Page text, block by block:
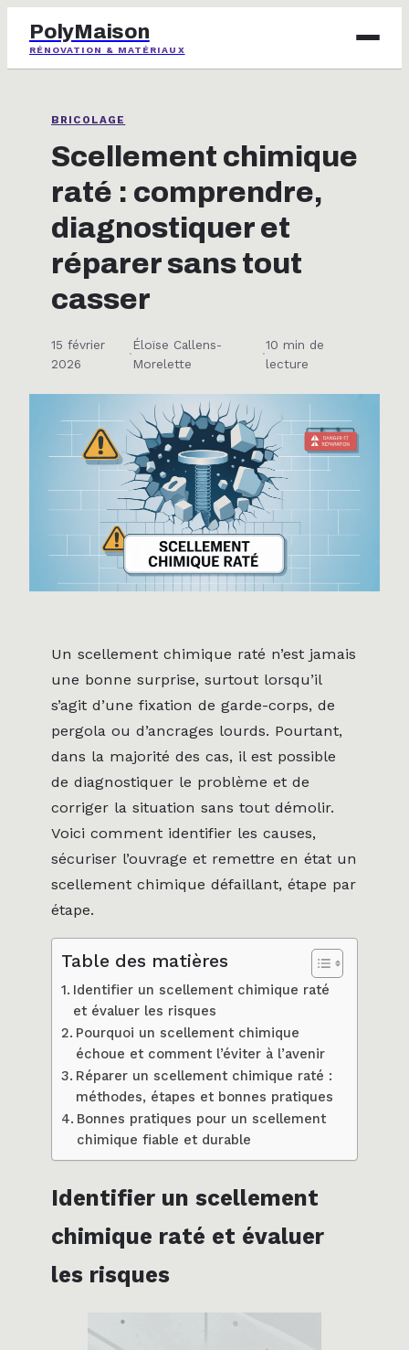
PolyMaison
RÉNOVATION & MATÉRIAUX
IMMOBILIER
JARDINAGE
MAISON & DÉCO
BRICOLAGE
Scellement chimique
raté : comprendre,
diagnostiquer et
réparer sans tout
casser
15 février
2026
·
Éloïse Callens-
Morelette
·
10 min de
lecture
Un scellement chimique raté n’est jamais
une bonne surprise, surtout lorsqu’il
s’agit d’une fixation de garde-corps, de
pergola ou d’ancrages lourds. Pourtant,
dans la majorité des cas, il est possible
de diagnostiquer le problème et de
corriger la situation sans tout démolir.
Voici comment identifier les causes,
sécuriser l’ouvrage et remettre en état un
scellement chimique défaillant, étape par
étape.
Table des matières
Identifier un scellement chimique raté
et évaluer les risques
Pourquoi un scellement chimique
échoue et comment l’éviter à l’avenir
Réparer un scellement chimique raté :
méthodes, étapes et bonnes pratiques
Bonnes pratiques pour un scellement
chimique fiable et durable
Identifier un scellement
chimique raté et évaluer
les risques